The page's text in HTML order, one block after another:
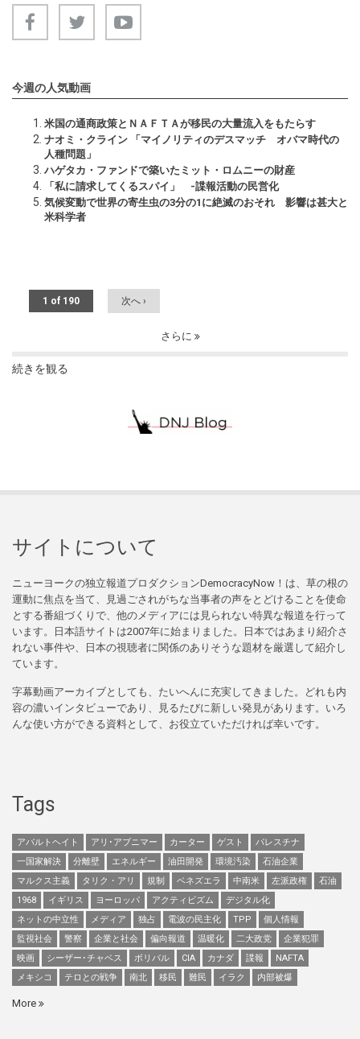
今週の人気動画
米国の通商政策とＮＡＦＴＡが移民の大量流入をもたらす
ナオミ・クライン 「マイノリティのデスマッチ オバマ時代の
人種問題」
ハゲタカ・ファンドで築いたミット・ロムニーの財産
「私に請求してくるスパイ」 -諜報活動の民営化
気候変動で世界の寄生虫の3分の1に絶滅のおそれ 影響は甚大と
米科学者
1 of 190 次へ ›
さらに
続きを観る
サイトについて
ニューヨークの独立報道プロダクションDemocracyNow！は、草の根の
運動に焦点を当て、見過ごされがちな当事者の声をとどけることを使命
とする番組づくりで、他のメディアには見られない特異な報道を行って
います。日本語サイトは2007年に始まりました。日本ではあまり紹介さ
れない事件や、日本の視聴者に関係のありそうな題材を厳選して紹介し
ています。
字幕動画アーカイブとしても、たいへんに充実してきました。どれも内
容の濃いインタビューであり、見るたびに新しい発見があります。いろ
んな使い方ができる資料として、お役立ていただければ幸いです。
Tags
アパルトヘイト アリ･アブニマー カーター ゲスト
パレスチナ
一国家解決
分離壁 エネルギー 油田開発 環境汚染
石油企業
マルクス主義
タリク・アリ 規制 ベネズエラ 中南米 左派政権
石油
1968
イギリス ヨーロッパ アクティビズム
デジタル化
ネットの中立性
メディア 独占 電波の民主化 TPP
個人情報
監視社会
警察 企業と社会 偏向報道 温暖化 二大政党
企業犯罪
映画
シーザー･チャベス ボリバル CIA カナダ 諜報
NAFTA
メキシコ
テロとの戦争 南北 移民 難民 イラク 内部被爆
More